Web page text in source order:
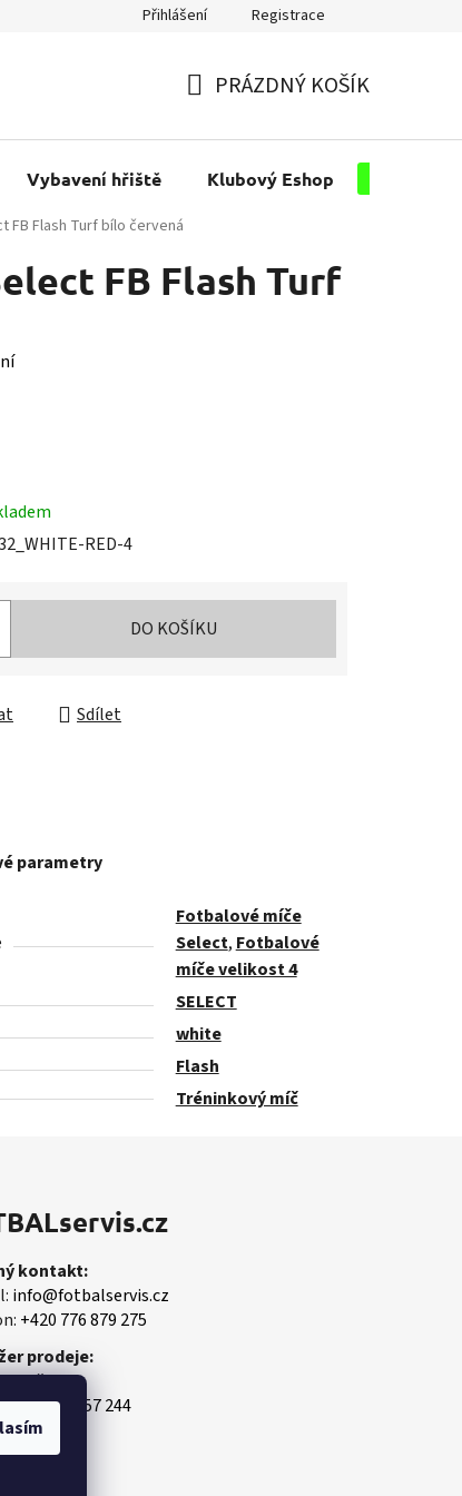
Přihlášení Registrace
KOŠÍK
PRÁZDNÝ KOŠÍK
Vybavení hřiště Klubový Eshop
FB Flash Turf bílo červená
FB Flash Turf
RED-4
DO KOŠÍKU
Sdílet
parametry
Fotbalové míče
Select, Fotbalové
míče velikost 4
SELECT
white
Flash
Tréninkový míč
kontakt:
info@fotbalservis.cz
+420 776 879 275
prodeje:
Vališ
+420 606 657 244